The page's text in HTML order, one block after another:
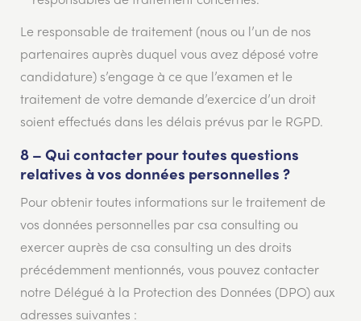
Le responsable de traitement (nous ou l’un de nos
partenaires auprès duquel vous avez déposé votre
candidature) s’engage à ce que l’examen et le
traitement de votre demande d’exercice d’un droit
soient effectués dans les délais prévus par le RGPD.
8 – Qui contacter pour toutes questions
relatives à vos données personnelles ?
Pour obtenir toutes informations sur le traitement de
vos données personnelles par csa consulting ou
exercer auprès de csa consulting un des droits
précédemment mentionnés, vous pouvez contacter
notre Délégué à la Protection des Données (DPO) aux
adresses suivantes :